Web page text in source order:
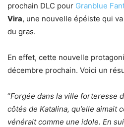
prochain DLC pour Granblue
Vira, une nouvelle épéiste qui
du gras.
En effet, cette nouvelle
décembre prochain. Voici un
“Forgée dans la ville forteresse
côtés de Katalina, qu’elle aimait
vénérait comme une idole. En